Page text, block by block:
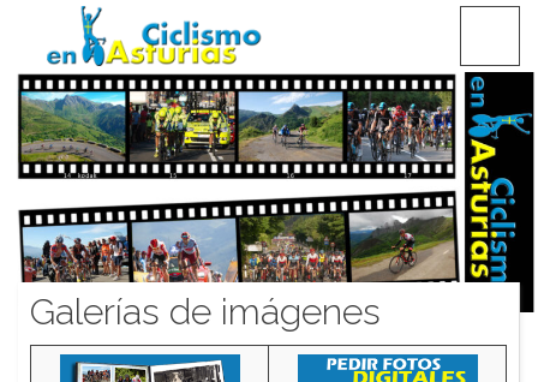
CICLISMO EN ASTURIAS
Galerías de imágenes